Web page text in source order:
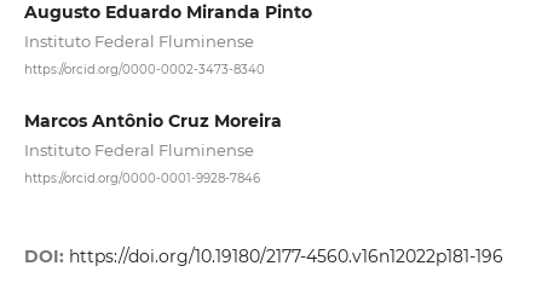
Augusto Eduardo Miranda Pinto
Instituto Federal Fluminense
https://orcid.org/0000-0002-3473-8340
Marcos Antônio Cruz Moreira
Instituto Federal Fluminense
https://orcid.org/0000-0001-9928-7846
DOI: https://doi.org/10.19180/2177-4560.v16n12022p181-196